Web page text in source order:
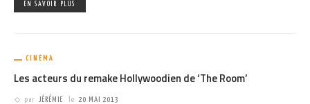
EN SAVOIR PLUS
CINÉMA
Les acteurs du remake Hollywoodien de ‘The Room’
par JÉRÉMIE le 20 MAI 2013